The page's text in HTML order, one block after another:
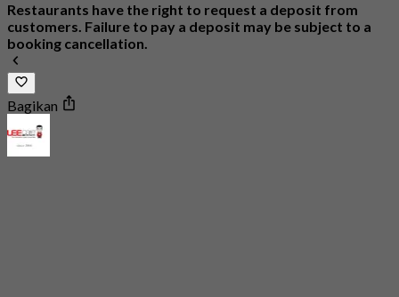
Restaurants have the right to request a deposit from
customers. Failure to pay a deposit may be subject to a
booking cancellation.
Bagikan